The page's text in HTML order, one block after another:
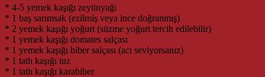
* 4-5 yemek kaşığı zeytinyağı
* 1 baş sarımsak (ezilmiş veya ince doğranmış)
* 2 yemek kaşığı yoğurt (süzme yoğurt tercih edilebilir)
* 1 yemek kaşığı domates salçası
* 1 yemek kaşığı biber salçası (acı seviyorsanız)
* 1 tatlı kaşığı tuz
* 1 tatlı kaşığı karabiber